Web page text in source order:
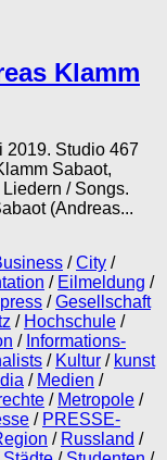
Klamm
2019. Studio 467
Sabaot,
/ Songs.
(Andreas...
/City /
/ Eilmeldung /
/Gesellschaft
/ Hochschule /
/ Informations-
/ Kultur / kunst
/ Medien /
/ Metropole /
/ PRESSE-
/ Russland /